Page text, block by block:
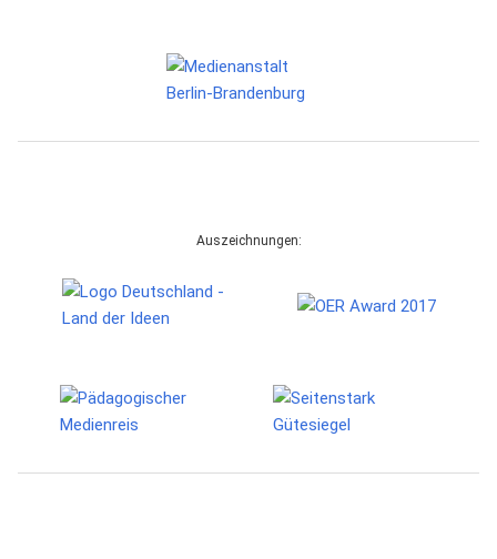
Auszeichnungen: